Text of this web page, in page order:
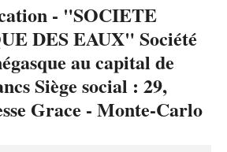
- "SOCIETE
DES EAUX" Société
au capital de
Siège social : 29,
Grace - Monte-Carlo